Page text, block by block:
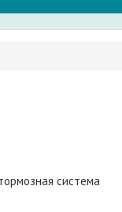
система